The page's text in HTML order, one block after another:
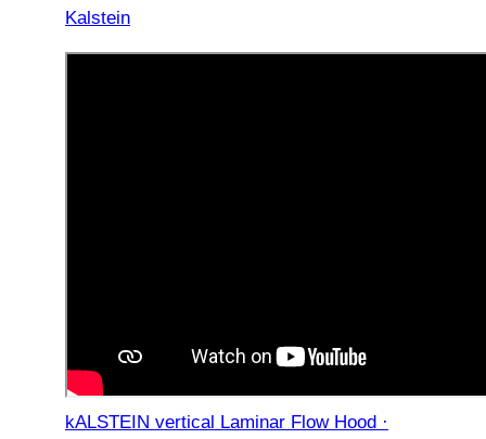
Kalstein
kALSTEIN vertical Laminar Flow Hood ·